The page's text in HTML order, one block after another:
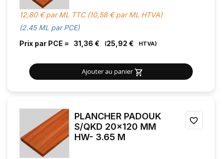
12,80 € par ML TTC (10,58 € par ML HTVA)
(2.45 ML par PCE)
Prix par PCE =
31,36 € 25,92 €
Ajouter au panier
PLANCHER PADOUK
S/QKD 20x120 MM
HW- 3.65 M